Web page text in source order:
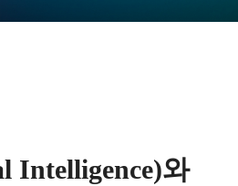
Intelligence)와